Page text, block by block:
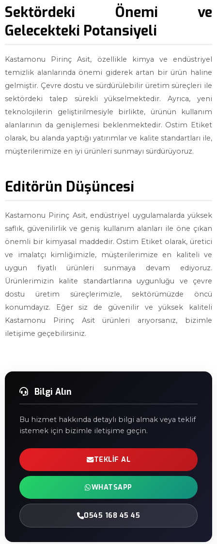
Sektördeki Önemi ve
Gelecekteki Potansiyeli
Kastamonu Pirinç Asit, özellikle kimya ve endüstriyel
temizlik alanlarında önemi giderek artan bir ürün haline
gelmiştir. Çevre dostu ve sürdürülebilir üretim süreçleri ile
sektördeki talep sürekli yükselmektedir. Ayrıca, yeni
teknolojilerin geliştirilmesiyle birlikte, ürünün kullanım
alanlarının da genişlemesi beklenmektedir. Ostim Etiket
olarak, bu alanda yaptığı yatırımlar ve kalite standartları ile,
müşterilerimize en iyi ürünleri sunmayı sürdürüyoruz.
Editörün Düşüncesi
Kastamonu Pirinç Asit, endüstriyel uygulamalarda yüksek
saflık, güvenilirlik ve geniş kullanım alanları ile öne çıkan
önemli bir kimyasal maddedir. Ostim Etiket olarak, üretici
ve imalatçı kimliğimizle, müşterilerimize en kaliteli ve
uygun fiyatlı ürünleri sunmaya devam ediyoruz.
Ürünlerimizin kalite standartlarına uygunluğu ve çevre
dostu üretim süreçlerimizle, sektörümüzde öncü
konumdayız. Eğer siz de güvenilir ve yüksek kaliteli
Kastamonu Pirinç Asit ürünleri arıyorsanız, bizimle
iletişime geçebilirsiniz.
Bilgi Alın
Bu hizmet hakkında detaylı bilgi almak veya teklif
istemek için bizimle iletişime geçin.
TEKLIF AL
WHATSAPP
0545 168 45 45